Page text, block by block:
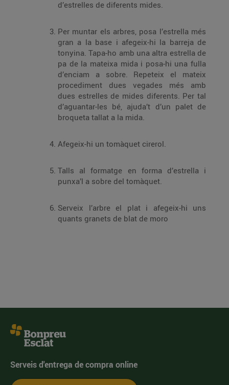
d’estrelles de diferents mides.
Per muntar els arbres, posa l’estrella més
gran a la base i afegeix-hi la barreja de
tonyina. Tapa-ho amb una altra estrella de
pa de la mateixa mida i posa-hi una fulla
d’enciam a sobre. Repeteix el mateix
procediment dues vegades més amb
dues estrelles de mides diferents. Per tal
d’aguantar-les bé, ajuda’t d’un palet de
broqueta tallat a la mida.
Afegeix-hi un tomàquet cirerol.
Talls al formatge en forma d’estrella i
punxa’l a sobre del tomàquet.
Serveix l’arbre el plat i afegeix-hi uns
quants granets de blat de moro
Serveis d'entrega de compra online